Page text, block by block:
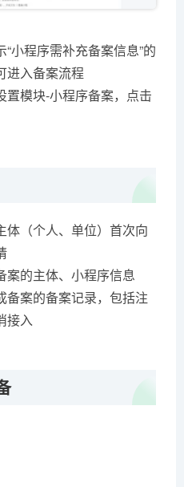
小程序需补充备案信息”的
进入备案流程
置模块-小程序备案，点击
体（个人、单位）首次向
案的主体、小程序信息
备案的备案记录，包括注
接入